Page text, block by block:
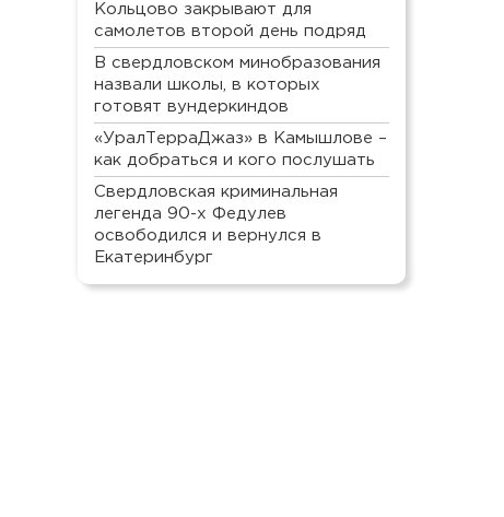
Кольцово закрывают для
самолетов второй день подряд
В свердловском минобразования
назвали школы, в которых
готовят вундеркиндов
«УралТерраДжаз» в Камышлове –
как добраться и кого послушать
Свердловская криминальная
легенда 90-х Федулев
освободился и вернулся в
Екатеринбург